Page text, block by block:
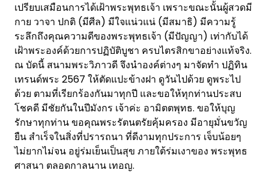
เปรียบเสมือนการได้เฝ้าพระพุทธเจ้า เพราะขณะนั้นผู้สวดมี
กาย วาจา ปกติ (มีศีล) มีใจแน่วแน่ (มีสมาธิ) มีความรู้
ระลึกถึงคุณความดีของพระพุทธเจ้า (มีปัญญา) เท่ากับได้
เฝ้าพระองค์ด้วยการปฏิบัติบูชา ครบไตรสิกขาอย่างแท้จริง.
ณ บัดนี้ สนามพระวิภาวดี จึงนำองค์ต่างๆ มาจัดทำ ปฏิทิน
เทรนด์พระ 2567 ให้ตัดแปะข้างฝา ดูวันไปด้วย ดูพระไป
ด้วย ตามที่เรียกร้องกันมาทุกปี และขอให้ทุกท่านประสบ
โชคดี มีชัยกันในปีมังกร เจ้าค่ะ อามิตตพุทธ. ขอให้บุญ
รักษาทุกท่าน ขอคุณพระรัตนตรัยคุ้มครอง มีอายุมั่นขวัญ
ยืน สําเร็จในสิ่งที่ปรารถนา ที่ดีงามทุกประการ เจ็บน้อยๆ
ไม่ยากไม่จน อยู่ร่มเย็นเป็นสุข ภายใต้ร่มเงาของ พระพุทธ
ศาสนา ตลอดกาลนาน เทอญ.